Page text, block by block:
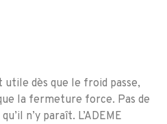
utile dès que le froid passe,
la fermeture force. Pas de
n’y paraît. L’ADEME